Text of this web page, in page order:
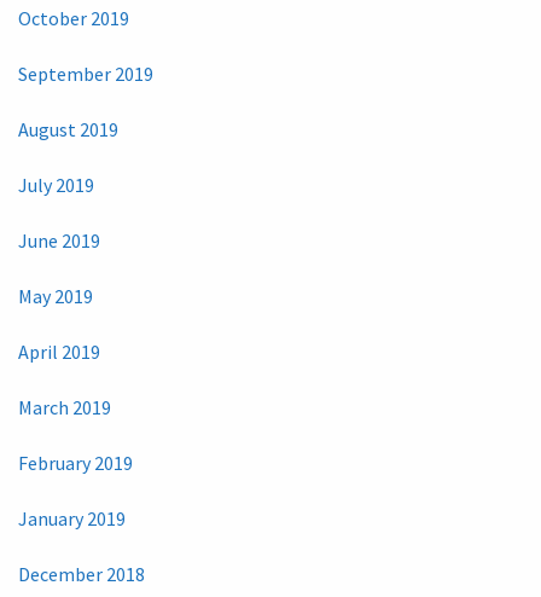
October 2019
September 2019
August 2019
July 2019
June 2019
May 2019
April 2019
March 2019
February 2019
January 2019
December 2018